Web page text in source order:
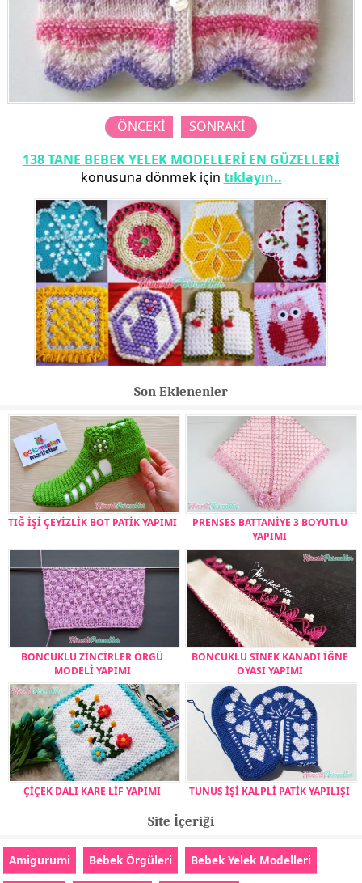
ÖNCEKİ
SONRAKİ
138 TANE BEBEK YELEK MODELLERİ EN GÜZELLERİ
konusuna dönmek için tıklayın..
Son Eklenenler
TIĞ İŞİ ÇEYİZLİK BOT PATİK YAPIMI
PRENSES BATTANİYE 3 BOYUTLU
YAPIMI
BONCUKLU ZİNCİRLER ÖRGÜ
MODELİ YAPIMI
BONCUKLU SİNEK KANADI İĞNE
OYASI YAPIMI
ÇİÇEK DALI KARE LİF YAPIMI TUNUS İŞİ KALPLİ PATİK YAPILIŞI
Site İçeriği
Amigurumi Bebek Örgüleri Bebek Yelek Modelleri